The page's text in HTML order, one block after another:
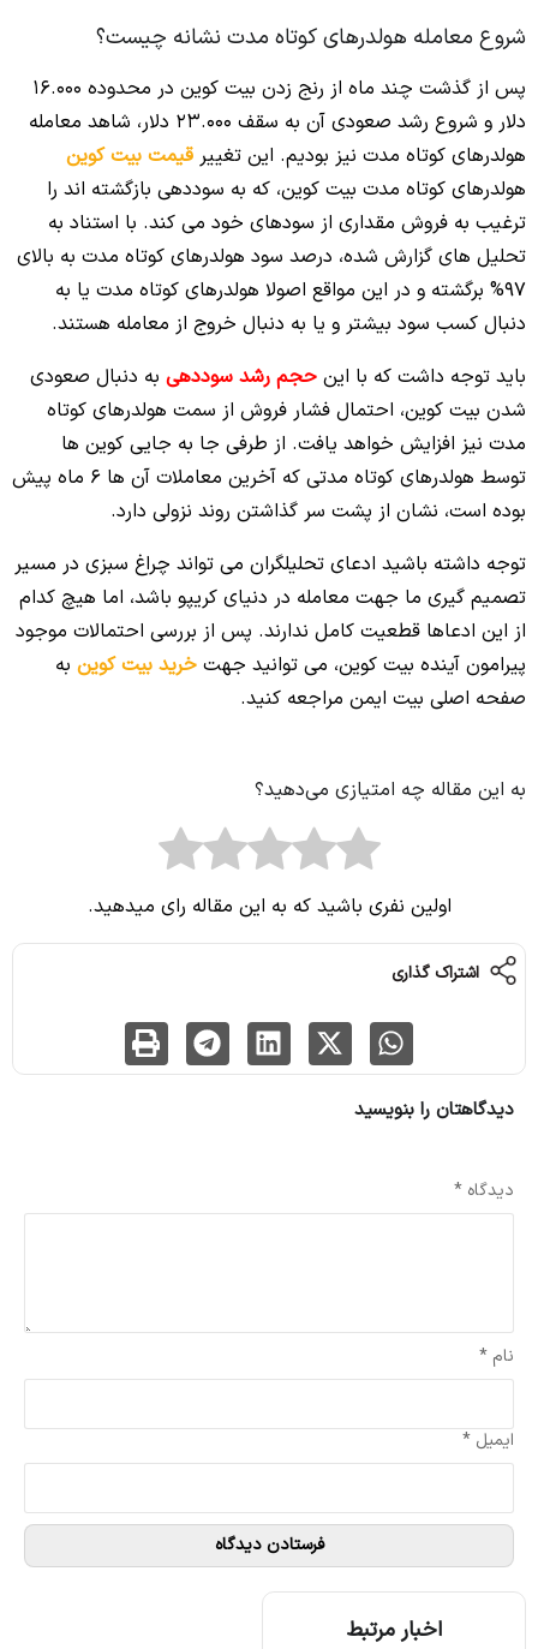
شروع معامله هولدرهای کوتاه مدت نشانه چیست؟
پس از گذشت چند ماه از رنج زدن بیت کوین در محدوده 16.000
دلار و شروع رشد صعودی آن به سقف 23.000 دلار، شاهد معامله
هولدرهای کوتاه مدت نیز بودیم. این تغییر قیمت بیت کوین
هولدرهای کوتاه مدت بیت کوین، که به سوددهی بازگشته اند را
ترغیب به فروش مقداری از سودهای خود می کند. با استناد به
تحلیل های گزارش شده، درصد سود هولدرهای کوتاه مدت به بالای
97% برگشته و در این مواقع اصولا هولدرهای کوتاه مدت یا به
دنبال کسب سود بیشتر و یا به دنبال خروج از معامله هستند.
باید توجه داشت که با این حجم رشد سوددهی به دنبال صعودی
شدن بیت کوین، احتمال فشار فروش از سمت هولدرهای کوتاه
مدت نیز افزایش خواهد یافت. از طرفی جا به جایی کوین ها
توسط هولدرهای کوتاه مدتی که آخرین معاملات آن ها 6 ماه پیش
بوده است، نشان از پشت سر گذاشتن روند نزولی دارد.
توجه داشته باشید ادعای تحلیلگران می تواند چراغ سبزی در مسیر
تصمیم گیری ما جهت معامله در دنیای کریپو باشد، اما هیچ کدام
از این ادعاها قطعیت کامل ندارند. پس از بررسی احتمالات موجود
پیرامون آینده بیت کوین، می توانید جهت خرید بیت کوین به
صفحه اصلی بیت ایمن مراجعه کنید.
به این مقاله چه امتیازی می‌دهید؟
اولین نفری باشید که به این مقاله رای میدهید.
اشتراک گذاری
دیدگاهتان را بنویسید
دیدگاه *
نام *
ایمیل *
اخبار مرتبط